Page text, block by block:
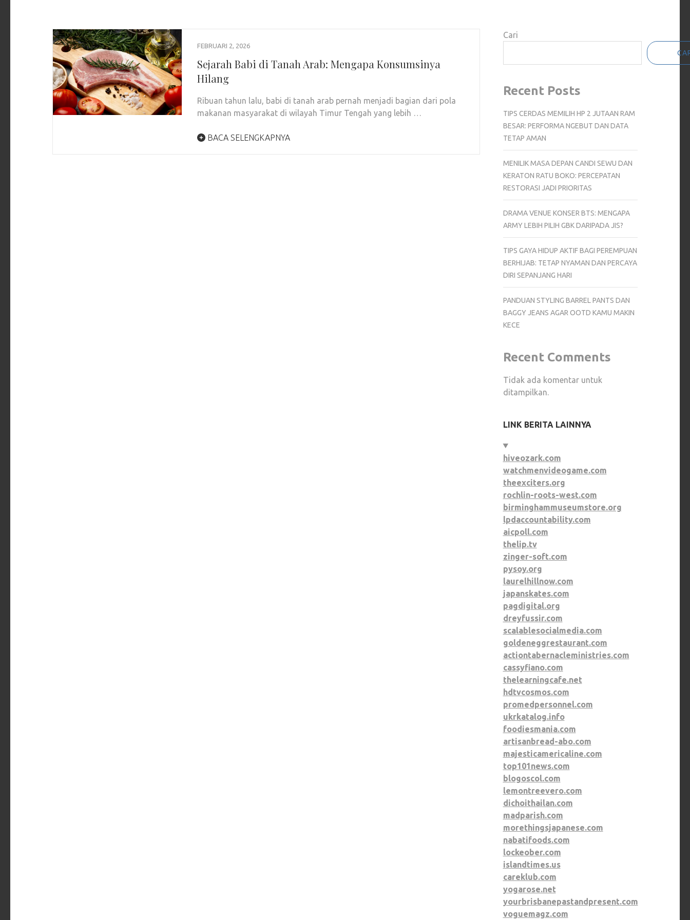
FEBRUARI 2, 2026
Sejarah Babi di Tanah Arab: Mengapa Konsumsinya
Hilang
Ribuan tahun lalu, babi di tanah arab pernah menjadi bagian dari pola
makanan masyarakat di wilayah Timur Tengah yang lebih …
BACA SELENGKAPNYA
Cari
Recent Posts
TIPS CERDAS MEMILIH HP 2 JUTAAN RAM
BESAR: PERFORMA NGEBUT DAN DATA
TETAP AMAN
MENILIK MASA DEPAN CANDI SEWU DAN
KERATON RATU BOKO: PERCEPATAN
RESTORASI JADI PRIORITAS
DRAMA VENUE KONSER BTS: MENGAPA
ARMY LEBIH PILIH GBK DARIPADA JIS?
TIPS GAYA HIDUP AKTIF BAGI PEREMPUAN
BERHIJAB: TETAP NYAMAN DAN PERCAYA
DIRI SEPANJANG HARI
PANDUAN STYLING BARREL PANTS DAN
BAGGY JEANS AGAR OOTD KAMU MAKIN
KECE
Recent Comments
Tidak ada komentar untuk
ditampilkan.
LINK BERITA LAINNYA
hiveozark.com
watchmenvideogame.com
theexciters.org
rochlin-roots-west.com
birminghammuseumstore.org
lpdaccountability.com
aicpoll.com
thelip.tv
zinger-soft.com
pysoy.org
laurelhillnow.com
japanskates.com
pagdigital.org
dreyfussir.com
scalablesocialmedia.com
goldeneggrestaurant.com
actiontabernacleministries.com
cassyfiano.com
thelearningcafe.net
hdtvcosmos.com
promedpersonnel.com
ukrkatalog.info
foodiesmania.com
artisanbread-abo.com
majesticamericaline.com
top101news.com
blogoscol.com
lemontreevero.com
dichoithailan.com
madparish.com
morethingsjapanese.com
nabatifoods.com
lockeober.com
islandtimes.us
careklub.com
yogarose.net
yourbrisbanepastandpresent.com
voguemagz.com